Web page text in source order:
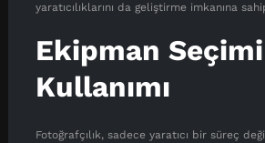
yaratıcılıklarını da geliştirme imkanına
Ekipman
Kullanımı
Fotoğrafçılık, sadece yaratıcı bir süreç